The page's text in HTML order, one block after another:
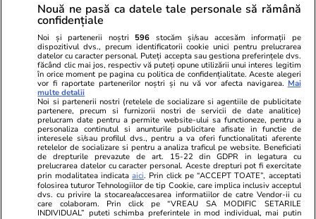
Cum să-ți protejezi locuința de
incendiile de vegetație
Lifestyle 29 iul.
De ce să nu arunci semințele de
la pepenele roșu – ce beneficii
Nouă ne pasă ca datele tale personale să rămână
confidențiale
Noi și partenerii noștri 596 stocăm și/sau accesăm informații pe
dispozitivul dvs., precum identificatorii cookie unici pentru prelucrarea
datelor cu caracter personal. Puteți accepta sau gestiona preferințele dvs.
făcând clic mai jos, respectiv vă puteți opune utilizării unui interes legitim
în orice moment pe pagina cu politica de confidențialitate. Aceste alegeri
vor fi raportate partenerilor noștri și nu vă vor afecta navigarea. Mai
multe detalii
Noi si partenerii nostri (retelele de socializare si agentiile de publicitate
partenere, precum si furnizorii nostri de servicii de date analitice)
prelucram date pentru a permite website-ului sa functioneze, pentru a
personaliza continutul si anunturile publicitare afisate in functie de
interesele si/sau profilul dvs., pentru a va oferi functionalitati aferente
retelelor de socializare si pentru a analiza traficul pe website. Beneficiati
de drepturile prevazute de art. 15-22 din GDPR in legatura cu
prelucrarea datelor cu caracter personal. Aceste drepturi pot fi exercitate
prin modalitatea indicataaici. Prin click pe “ACCEPT TOATE”, acceptati
folosirea tuturor Tehnologiilor de tip Cookie, care implica inclusiv acceptul
dvs. cu privire la stocarea/accesarea informatiilor de catre Vendor-ii cu
care colaboram. Prin click pe “VREAU SA MODIFIC SETARILE
INDIVIDUAL” puteti schimba preferintele in mod individual, mai putin